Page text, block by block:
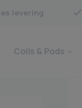
levering
Coils & Pods